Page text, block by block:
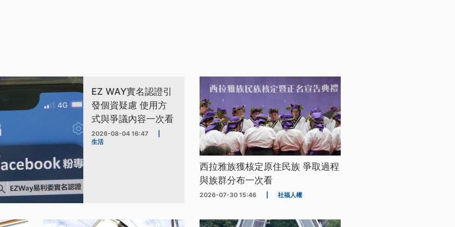
EZ WAY實名認證引
發個資疑慮 使用方
式與爭議內容一次看
2026-08-04 16:47
生活
西拉雅族獲核定原住民族 爭取過程
與族群分布一次看
2026-07-30 15:46 社福人權